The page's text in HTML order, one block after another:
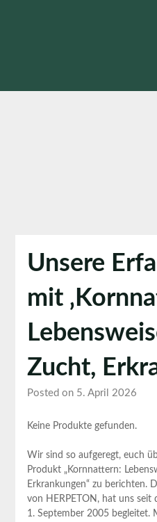
Unsere
mit
Zucht,
Posted on 5. April 2026
Keine Produkte gefunden.
Wir sind so aufgeregt, euch
Produkt „Kornnattern:
Erkrankungen“ zu berichten.
von HERPETON, hat uns seit
1. September 2005 begleitet.